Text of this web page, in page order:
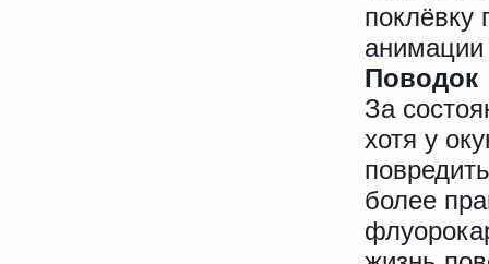
поклёвку
Поводок
За
хотя у
более